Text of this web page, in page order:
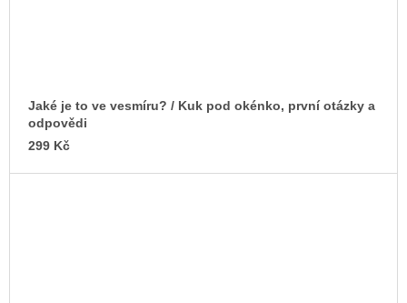
Jaké je to ve vesmíru? / Kuk pod okénko, první otázky a
odpovědi
299 Kč